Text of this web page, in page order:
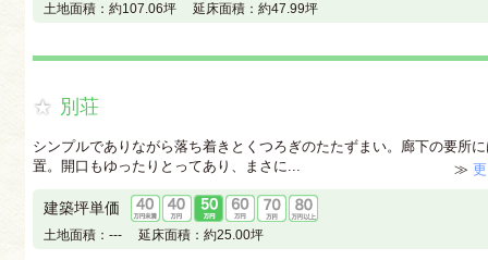
土地面積： 約107.06坪 延床面積： 約47.99坪
別荘
シンプルでありながら落ち着きとくつろぎのたたずまい。廊下の要所
置。開口もゆったりとってあり、まさに...
≫
建築坪単価
土地面積： --- 延床面積： 約25.00坪